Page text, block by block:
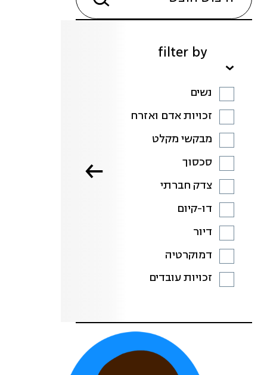
filter by
נשים
זכויות אדם ואזרח
מבקשי מקלט
סכסוך
צדק חברתי
דו-קיום
דיור
דמוקרטיה
זכויות עובדים